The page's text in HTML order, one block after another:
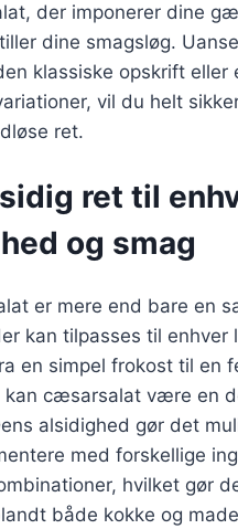
der imponerer dine
dine smagsløg.
klassiske opskrift eller
vil du helt
ret.
ret til
og smag
er mere end bare en
kan tilpasses til enhver
en simpel frokost til en
kan cæsarsalat være en
alsidighed gør det
med forskellige
hvilket gør
både kokke og